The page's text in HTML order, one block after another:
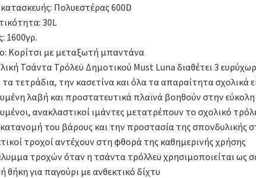
κατασκευής: Πολυεστέρας 600D
30L
1600γρ.
Κορίτσι με μεταξωτή μπαντάνα
Τσάντα Τρόλεϋ Δημοτικού Must Luna διαθέτει 3
τα τετράδια, την κασετίνα και όλα τα απαραίτητα σχολικά
λαβή και προστατευτικά πλαϊνά βοηθούν στην
ανακλαστικοί ιμάντες μετατρέπουν το σχολικό
του βάρους και την προστασία της σπονδυλικής
τροχοί αντέχουν στη φθορά της καθημερινής χρήσης
τροχών όταν η τσάντα τρόλλεϋ χρησιμοποιείται ως
θήκη για παγούρι με ανθεκτικό δίχτυ